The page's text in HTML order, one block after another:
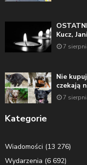
Kucz,
7
Nie
czekają
7
Kategorie
Wiadomości (13 276)
Wydarzenia (6 692)